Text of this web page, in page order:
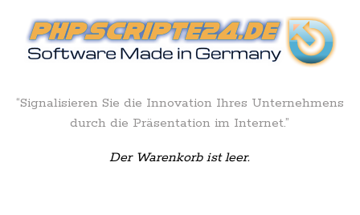
“Signalisieren Sie die Innovation Ihres Unternehmens
durch die Präsentation im Internet.”
Der Warenkorb ist leer.